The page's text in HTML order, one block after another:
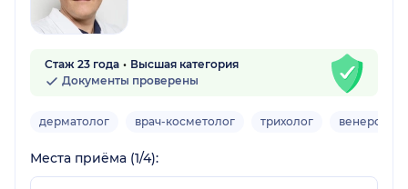
Стаж 23 года
Высшая категория
Документы проверены
дерматолог врач-косметолог трихолог венеролог
Места приёма (1/4):